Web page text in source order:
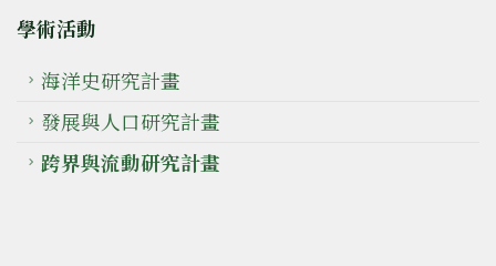
學術活動
海洋史研究計畫
發展與人口研究計畫
跨界與流動研究計畫